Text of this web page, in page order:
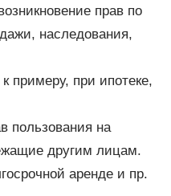
прав по
наследования,
примеру, при ипотеке,
пользования на
другим лицам.
аренде и пр.